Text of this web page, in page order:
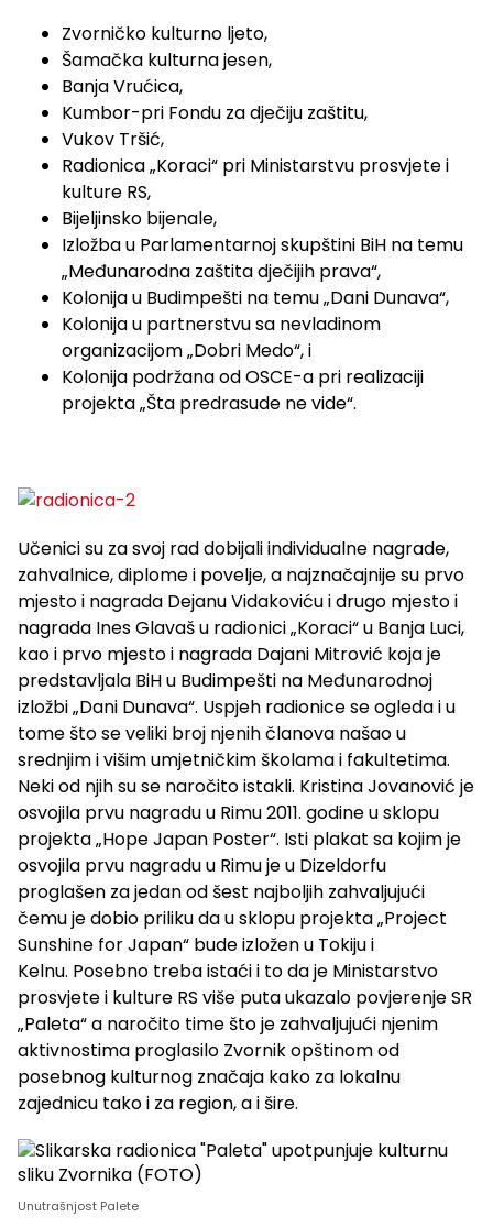
Zvorničko kulturno ljeto,
Šamačka kulturna jesen,
Banja Vrućica,
Kumbor-pri Fondu za dječiju zaštitu,
Vukov Tršić,
Radionica „Koraci“ pri Ministarstvu prosvjete i
kulture RS,
Bijeljinsko bijenale,
Izložba u Parlamentarnoj skupštini BiH na temu
„Međunarodna zaštita dječijih prava“,
Kolonija u Budimpešti na temu „Dani Dunava“,
Kolonija u partnerstvu sa nevladinom
organizacijom „Dobri Medo“, i
Kolonija podržana od OSCE-a pri realizaciji
projekta „Šta predrasude ne vide“.
Učenici su za svoj rad dobijali individualne nagrade,
zahvalnice, diplome i povelje, a najznačajnije su prvo
mjesto i nagrada Dejanu Vidakoviću i drugo mjesto i
nagrada Ines Glavaš u radionici „Koraci“ u Banja Luci,
kao i prvo mjesto i nagrada Dajani Mitrović koja je
predstavljala BiH u Budimpešti na Međunarodnoj
izložbi „Dani Dunava“. Uspjeh radionice se ogleda i u
tome što se veliki broj njenih članova našao u
srednjim i višim umjetničkim školama i fakultetima.
Neki od njih su se naročito istakli. Kristina Jovanović je
osvojila prvu nagradu u Rimu 2011. godine u sklopu
projekta „Hope Japan Poster“. Isti plakat sa kojim je
osvojila prvu nagradu u Rimu je u Dizeldorfu
proglašen za jedan od šest najboljih zahvaljujući
čemu je dobio priliku da u sklopu projekta „Project
Sunshine for Japan“ bude izložen u Tokiju i
Kelnu. Posebno treba istaći i to da je Ministarstvo
prosvjete i kulture RS više puta ukazalo povjerenje SR
„Paleta“ a naročito time što je zahvaljujući njenim
aktivnostima proglasilo Zvornik opštinom od
posebnog kulturnog značaja kako za lokalnu
zajednicu tako i za region, a i šire.
Unutrašnjost Palete